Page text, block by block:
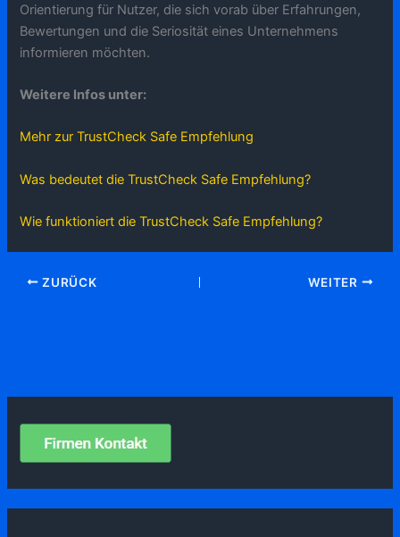
Orientierung für Nutzer, die sich vorab über Erfahrungen,
Bewertungen und die Seriosität eines Unternehmens
informieren möchten.
Weitere Infos unter:
Mehr zur TrustCheck Safe Empfehlung
Was bedeutet die TrustCheck Safe Empfehlung?
Wie funktioniert die TrustCheck Safe Empfehlung?
ZURÜCK WEITER